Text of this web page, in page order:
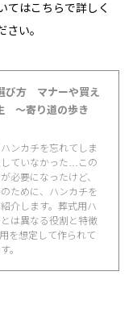
てはこちらで詳しく
い。
び方 マナーや買え
〜寄り道の歩き
ンカチを忘れてしま
ていなかった…この
必要になったけど、
ために、ハンカチを
介します。葬式用ハ
は異なる役割と特徴
を想定して作られて
。